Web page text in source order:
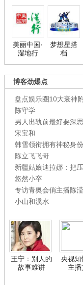
美丽中国·
湿地行
梦想星搭
档
博客劲爆点
盘点娱乐圈10大衰神
陈守学
男人出轨前最好要深
宋宝和
韩雪领衔拥有神秘身
陈立飞飞哥
新疆姑娘迪拉娜：把
悠然小卒
专访青奥会俏主播陈
小山和溪水
王宁：别人的
故事难讲
央视
主播